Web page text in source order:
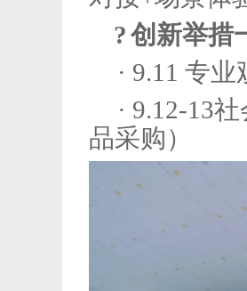
?创新举措
· 9.11 专
· 9.12-13
品采购）